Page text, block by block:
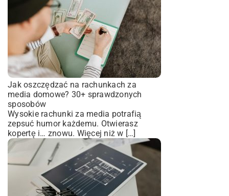
Jak oszczędzać na rachunkach za
media domowe? 30+ sprawdzonych
sposobów
Wysokie rachunki za media potrafią
zepsuć humor każdemu. Otwierasz
kopertę i… znowu. Więcej niż w […]